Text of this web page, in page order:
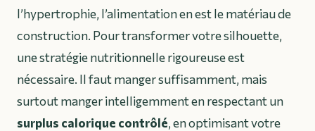
l’hypertrophie, l’alimentation en est le matériau de
construction. Pour transformer votre silhouette,
une stratégie nutritionnelle rigoureuse est
nécessaire. Il faut manger suffisamment, mais
surtout manger intelligemment en respectant un
surplus calorique contrôlé, en optimisant votre